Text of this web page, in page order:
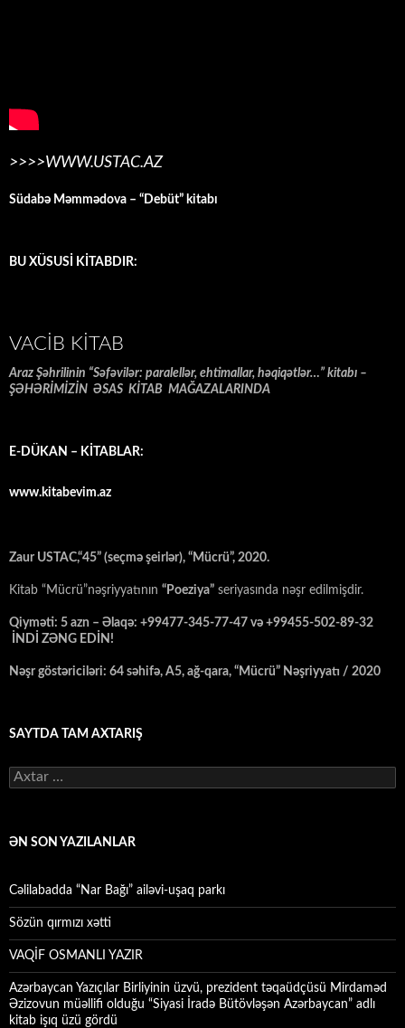
>>>>WWW.USTAC.AZ
Südabə Məmmədova – “Debüt” kitabı
BU XÜSUSİ KİTABDIR:
VACIB KITAB
Araz Şəhrilinin “Səfəvilər: paralellər, ehtimallar, həqiqətlər…” kitabı –
ŞƏHƏRİMİZİN ƏSAS KİTAB MAĞAZALARINDA
E-DÜKAN – KİTABLAR:
www.kitabevim.az
Zaur USTAC,“45” (seçmə şeirlər), “Mücrü”, 2020.
Kitab “Mücrü”nəşriyyatının “Poeziya” seriyasında nəşr edilmişdir.
Qiyməti: 5 azn – Əlaqə: +99477-345-77-47 və +99455-502-89-32
İNDİ ZƏNG EDİN!
Nəşr göstəriciləri: 64 səhifə, A5, ağ-qara, “Mücrü” Nəşriyyatı / 2020
SAYTDA TAM AXTARIŞ
Axtarış:
ƏN SON YAZILANLAR
Cəlilabadda “Nar Bağı” ailəvi-uşaq parkı
Sözün qırmızı xətti
VAQİF OSMANLI YAZIR
Azərbaycan Yazıçılar Birliyinin üzvü, prezident təqaüdçüsü Mirdaməd
Əzizovun müəllifi olduğu “Siyasi İradə Bütövləşən Azərbaycan” adlı
kitab işıq üzü gördü